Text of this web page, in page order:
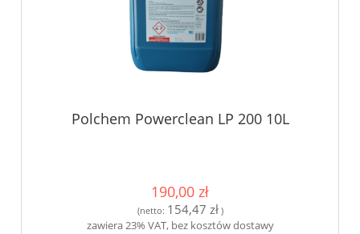
Polchem Powerclean LP 200 10L
190,00 zł
(netto: 154,47 zł)
zawiera 23% VAT, bez kosztów dostawy